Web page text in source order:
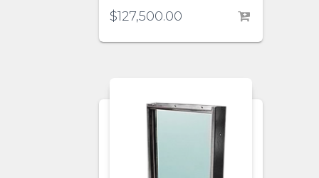
$127,500.00